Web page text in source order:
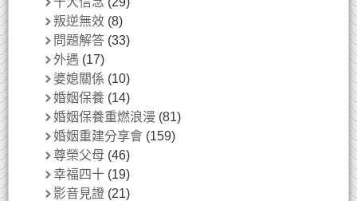
叛逆無效 (8)
問題解答 (33)
外遇 (17)
婆媳關係 (10)
婚姻保養 (14)
婚姻保養重燃浪漫 (81)
婚姻重建分享會 (159)
尊榮父母 (46)
幸福四十 (19)
影音見證 (21)